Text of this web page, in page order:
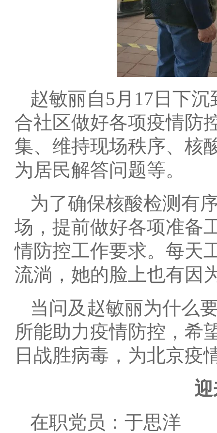
赵敏丽自5月17日下
合社区做好各项疫情防
集、维持现场秩序、核
为居民解答问题等。
为了确保核酸检测有
场，提前做好各项准备
情防控工作要求。每天
流淌，她的脸上也有因
当问及赵敏丽为什么
所能助力疫情防控，希
日战胜病毒，为北京疫
在职党员：于思洋